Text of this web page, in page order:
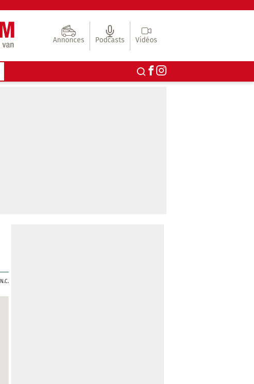
Annonces Podcasts Vidéos
N.C.